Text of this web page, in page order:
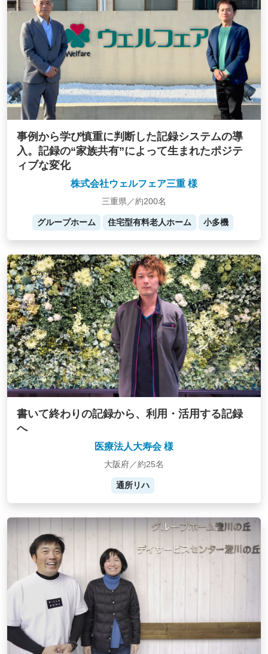
事例から学び慎重に判断した記録システムの導
入。記録の“家族共有”によって生まれたポジテ
ィブな変化
株式会社ウェルフェア三重 様
三重県／約200名
グループホーム 住宅型有料老人ホーム 小多機
書いて終わりの記録から、利用・活用する記録
へ
医療法人大寿会 様
大阪府／約25名
通所リハ